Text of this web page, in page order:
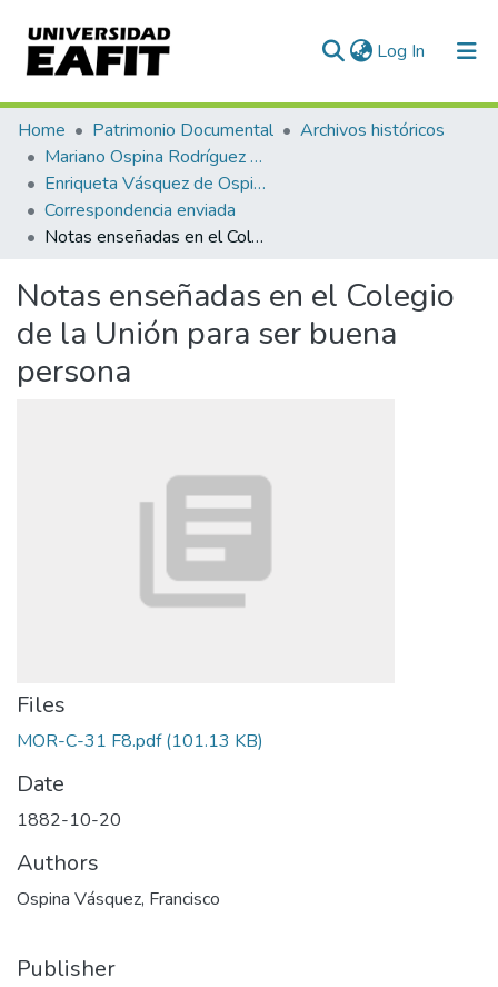
Log In (current)
Communities & Collections
All of DSpace
Statistics
Home Patrimonio Documental
Archivos históricos
Mariano Ospina Rodríguez (1826 -1912)
Enriqueta Vásquez de Ospina
Correspondencia enviada
Notas enseñadas en el Colegio de la Unión para ser buena persona
Notas enseñadas en el Colegio
de la Unión para ser buena
persona
Files
MOR-C-31 F8.pdf(101.13 KB)
Date
1882-10-20
Authors
Ospina Vásquez, Francisco
Publisher